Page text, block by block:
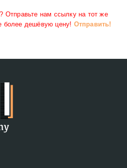
Отправьте нам ссылку на тот же
более дешёвую цену! Отправить!